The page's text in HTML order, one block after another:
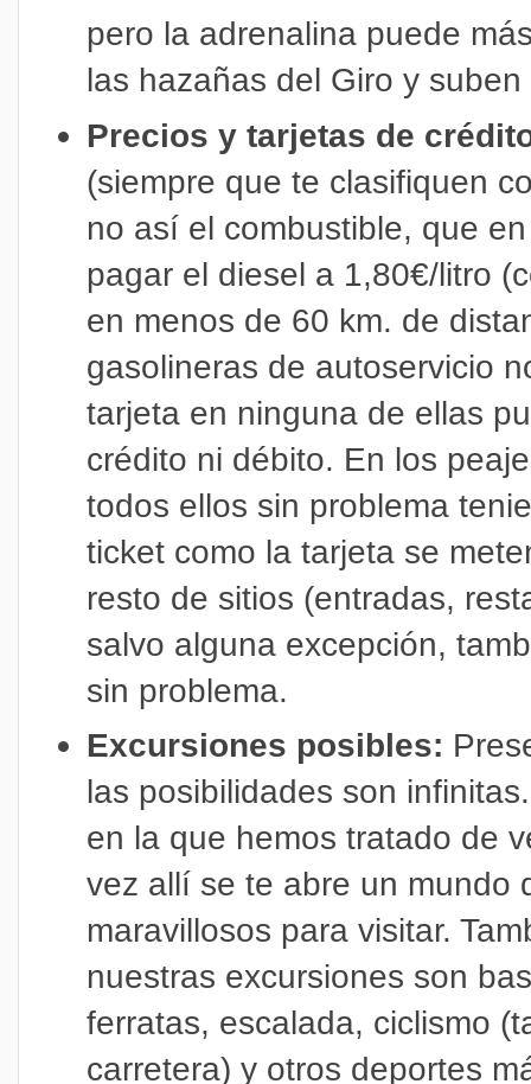
pero la adrenalina puede
las hazañas del Giro y
Precios y tarjetas de
(siempre que te clasifiquen
no así el combustible, que
pagar el diesel a 1,80€/litro
en menos de 60 km. de
gasolineras de autoservicio
tarjeta en ninguna de ellas
crédito ni débito. En los
todos ellos sin problema
ticket como la tarjeta se
resto de sitios (entradas,
salvo alguna excepción,
sin problema.
Excursiones posibles:
las posibilidades son
en la que hemos tratado de
vez allí se te abre un mundo
maravillosos para visitar.
nuestras excursiones son
ferratas, escalada, ciclismo
carretera) y otros deportes